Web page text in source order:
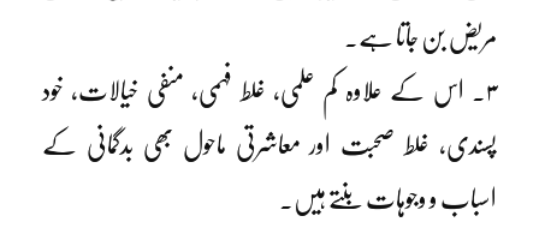
مریض بن جاتا ہے۔
۳۔ اس کے علاوہ کم علمی، غلط فہمی، منفی خیالات، خود
پسندی، غلط صحبت اور معاشرتی ماحول بھی بدگمانی کے
اسباب و وجوہات بنتے ہیں۔